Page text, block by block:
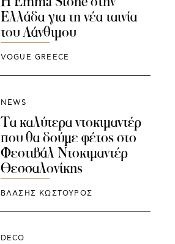
Ελλάδα για τη νέα ταινία
του Λάνθιμου
VOGUE GREECE
NEWS
Τα καλύτερα ντοκιμαντέρ
που θα δούμε φέτος στο
Φεστιβάλ Ντοκιμαντέρ
Θεσσαλονίκης
ΒΛΑΣΗΣ ΚΩΣΤΟΥΡΟΣ
DECO